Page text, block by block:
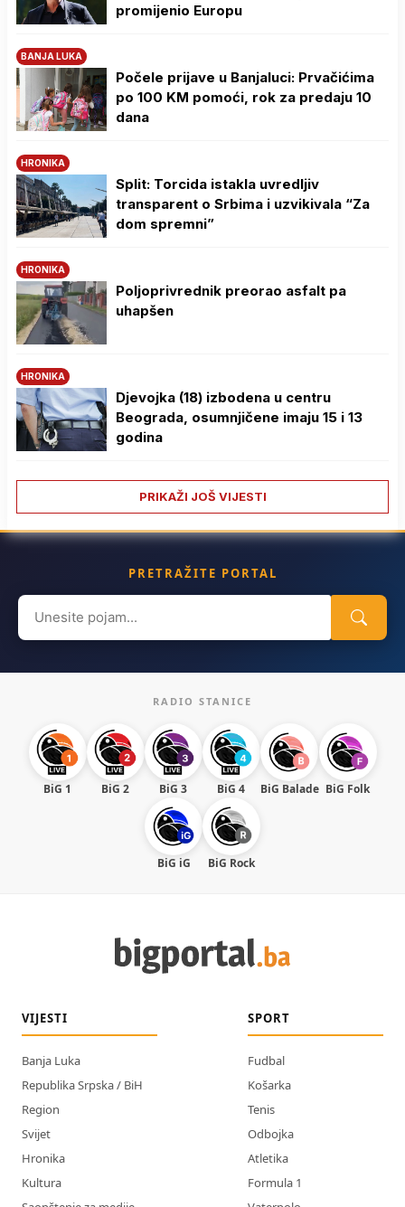
promijenio Europu
BANJA LUKA
Počele prijave u Banjaluci: Prvačićima
po 100 KM pomoći, rok za predaju 10
dana
HRONIKA
Split: Torcida istakla uvredljiv
transparent o Srbima i uzvikivala “Za
dom spremni”
HRONIKA
Poljoprivrednik preorao asfalt pa
uhapšen
HRONIKA
Djevojka (18) izbodena u centru
Beograda, osumnjičene imaju 15 i 13
godina
PRIKAŽI JOŠ VIJESTI
PRETRAŽITE PORTAL
Search
for:
RADIO STANICE
BiG 1 BiG 2 BiG 3 BiG 4 BiG Balade BiG Folk
BiG iG BiG Rock
VIJESTI
Banja Luka
Republika Srpska / BiH
Region
Svijet
Hronika
Kultura
SPORT
Fudbal
Košarka
Tenis
Odbojka
Atletika
Formula 1